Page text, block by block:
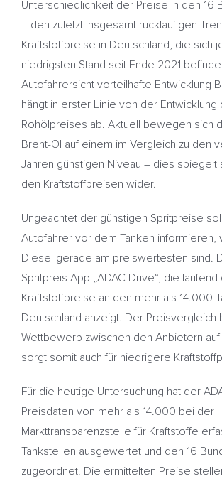
Unterschiedlichkeit der Preise in den 16
– den zuletzt insgesamt rückläufigen
Kraftstoffpreise in Deutschland, die sich
niedrigsten Stand seit Ende 2021
Autofahrersicht vorteilhafte Entwicklung
hängt in erster Linie von der Entwicklung
Rohölpreises ab. Aktuell bewegen sich
Brent-Öl auf einem im Vergleich zu den
Jahren günstigen Niveau – dies spiegelt
den Kraftstoffpreisen wider.
Ungeachtet der günstigen Spritpreise
Autofahrer vor dem Tanken informieren,
Diesel gerade am preiswertesten sind.
Spritpreis App „ADAC Drive“, die
Kraftstoffpreise an den mehr als 14.000
Deutschland anzeigt. Der
Wettbewerb zwischen den Anbietern
sorgt somit auch für niedrigere
Für die heutige Untersuchung hat der
Preisdaten von mehr als 14.000 bei der
Markttransparenzstelle für Kraftstoffe
Tankstellen ausgewertet und den 16
zugeordnet. Die ermittelten Preise